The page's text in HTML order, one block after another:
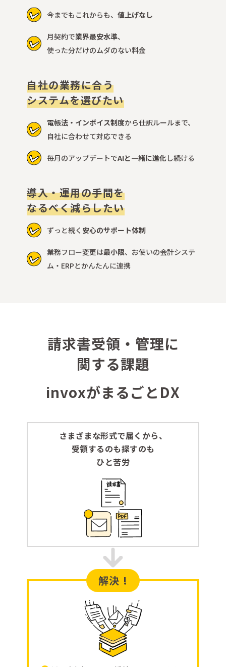
今までもこれからも、 値上げなし
月契約で業界最安水準、
使った分だけのムダのない料金
自社の業務に合う
システムを選びたい
電帳法・インボイス制度から仕訳ルールまで、
自社に合わせて対応できる
毎月のアップデートでAIと一緒に進化し続ける
導入・運用の手間を
なるべく減らしたい
ずっと続く 安心のサポート体制
業務フロー変更は最小限、 お使いの会計システ
ム・ERPとかんたんに連携
請求書受領 ・ 管理に
関する課題
invoxがまるごと DX
さまざまな形式で届くから、
受領するのも探すのも
ひと苦労
解決 !